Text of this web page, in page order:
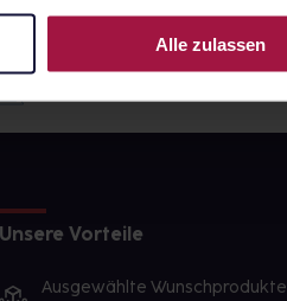
Alle zulassen
Unsere Vorteile
Ausgewählte Wunschprodukte